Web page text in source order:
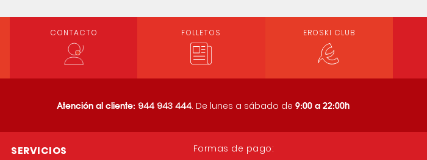
CONTACTO FOLLETOS EROSKI CLUB
Atención al cliente: 944 943 444. De lunes a sábado de 9:00 a 22:00h
SERVICIOS Formas de pago: